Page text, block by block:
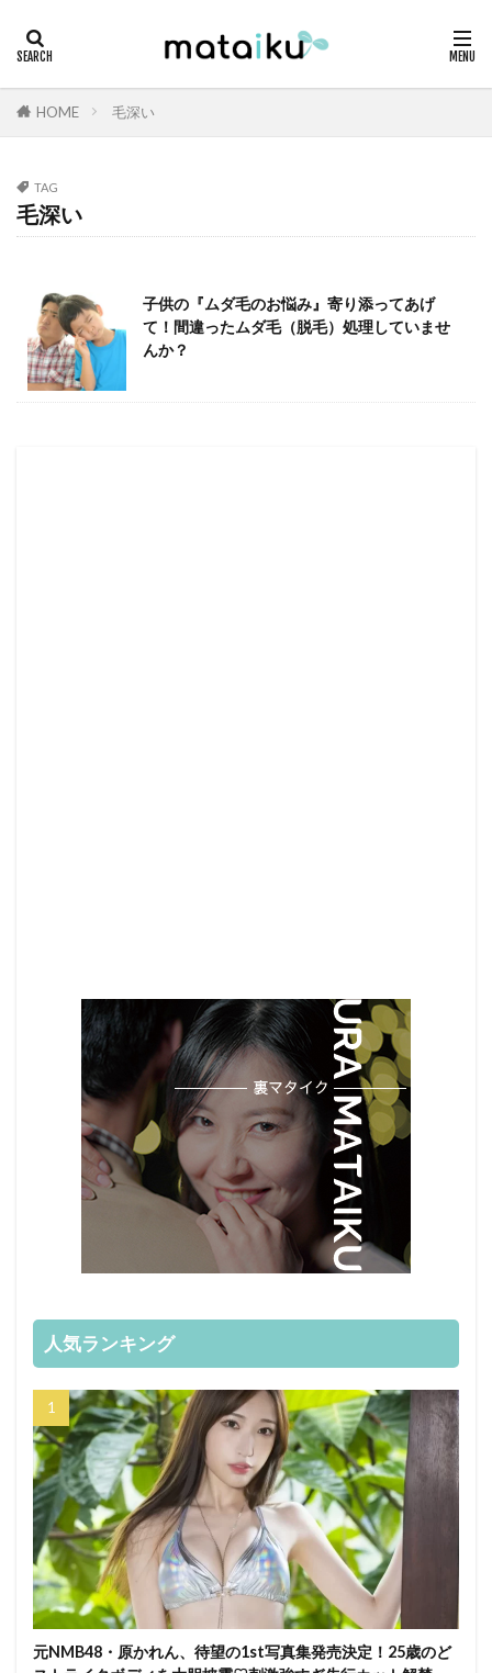
HOME 毛深い
TAG
毛深い
子供の『ムダ毛のお悩み』寄り添ってあげ
て！間違ったムダ毛（脱毛）処理していませ
んか？
人気ランキング
元NMB48・原かれん、待望の1st写真集発売決定！25歳のど